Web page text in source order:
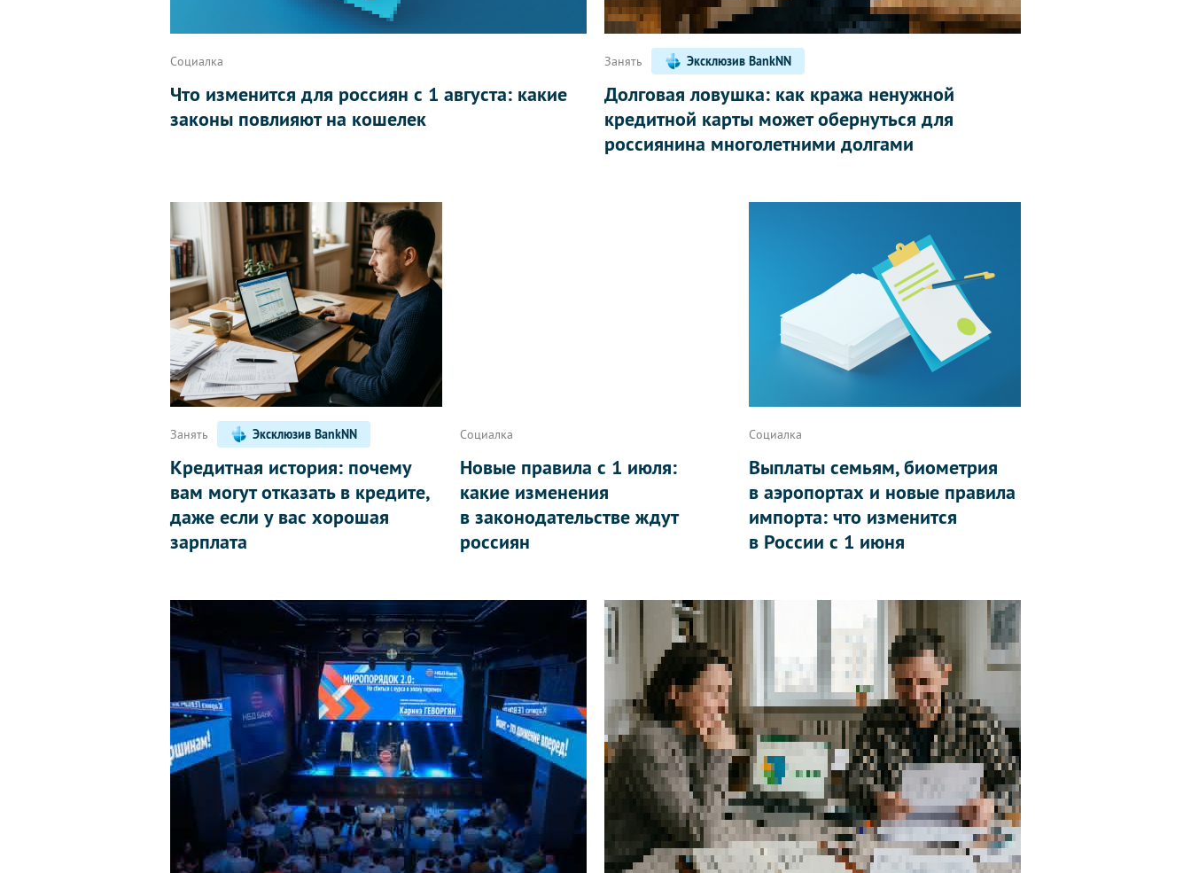
Социалка
Что изменится для россиян с 1 августа: какие
законы повлияют на кошелек
Занять Эксклюзив BankNN
Долговая ловушка: как кража ненужной
кредитной карты может обернуться для
россиянина многолетними долгами
Занять Эксклюзив BankNN
Кредитная история: почему
вам могут отказать в кредите,
даже если у вас хорошая
зарплата
Социалка
Новые правила с 1 июля:
какие изменения
в законодательстве ждут
россиян
Социалка
Выплаты семьям, биометрия
в аэропортах и новые правила
импорта: что изменится
в России с 1 июня